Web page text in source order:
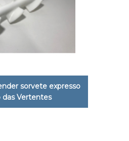
sorvete expresso
das Vertentes